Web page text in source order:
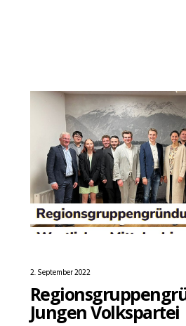
2. September 2022
Jungen Volkspartei